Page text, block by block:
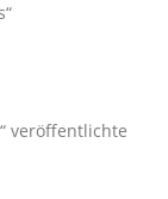
veröffentlichte